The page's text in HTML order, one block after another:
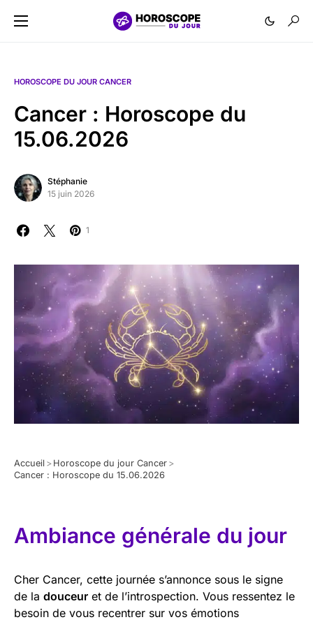
HOROSCOPE DU JOUR CANCER
Cancer : Horoscope du
15.06.2026
Stéphanie
15 juin 2026
1
Accueil > Horoscope du jour Cancer >
Cancer : Horoscope du 15.06.2026
Ambiance générale du jour
Cher Cancer, cette journée s’annonce sous le signe
de la douceur et de l’introspection. Vous ressentez le
besoin de vous recentrer sur vos émotions